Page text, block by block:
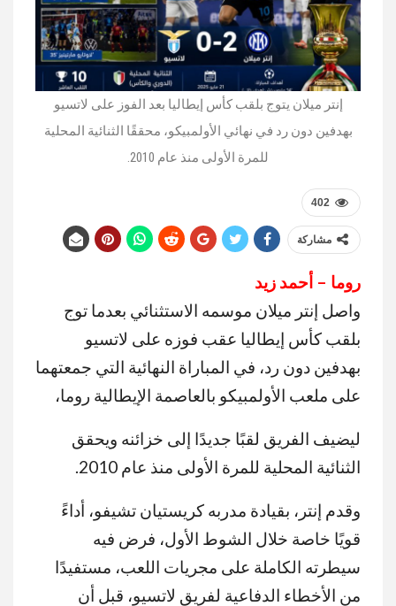
إنتر ميلان يتوج بلقب كأس إيطاليا بعد الفوز على لاتسيو
بهدفين دون رد في نهائي الأولمبيكو، محققًا الثنائية المحلية
للمرة الأولى منذ عام 2010.
402
مشاركة
روما – أحمد زيد
واصل إنتر ميلان موسمه الاستثنائي بعدما توج
بلقب كأس إيطاليا عقب فوزه على لاتسيو
بهدفين دون رد، في المباراة النهائية التي جمعتهما
على ملعب الأولمبيكو بالعاصمة الإيطالية روما،
ليضيف الفريق لقبًا جديدًا إلى خزائنه ويحقق
الثنائية المحلية للمرة الأولى منذ عام 2010.
وقدم إنتر، بقيادة مدربه كريستيان تشيفو، أداءً
قويًا خاصة خلال الشوط الأول، فرض فيه
سيطرته الكاملة على مجريات اللعب، مستفيدًا
من الأخطاء الدفاعية لفريق لاتسيو، قبل أن